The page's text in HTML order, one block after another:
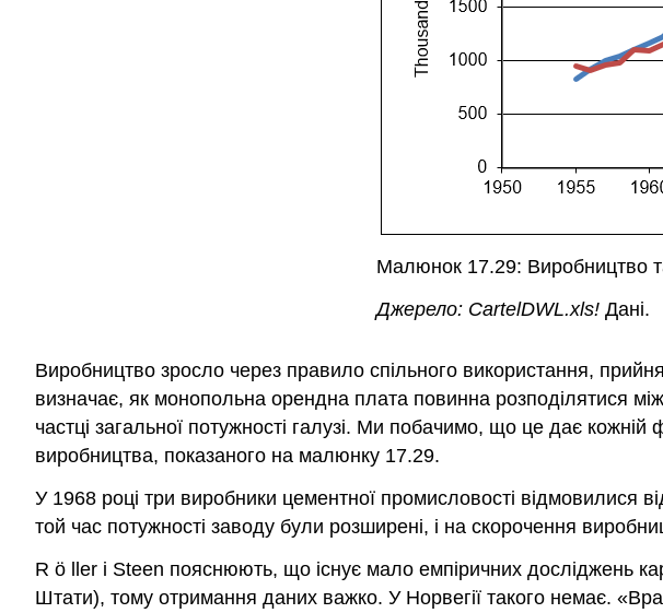
Малюнок 17.29: Виробництво
Джерело: CartelDWL.xls! Дані.
Виробництво зросло через правило спільного використання,
визначає, як монопольна орендна плата повинна розподілятися
частці загальної потужності галузі. Ми побачимо, що це дає
виробництва, показаного на малюнку 17.29.
У 1968 році три виробники цементної промисловості відмовилися
той час потужності заводу були розширені, і на скорочення
R ö ller і Steen пояснюють, що існує мало емпіричних досліджень
Штати), тому отримання даних важко. У Норвегії такого немає.